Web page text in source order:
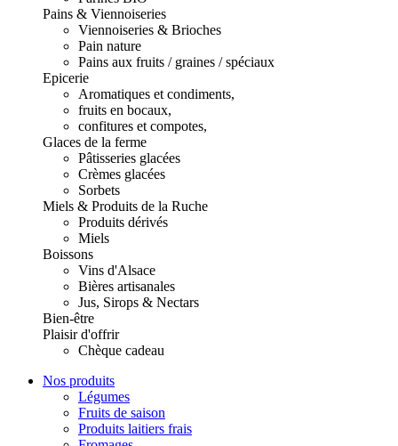
Pains & Viennoiseries
Viennoiseries & Brioches
Pain nature
Pains aux fruits / graines / spéciaux
Epicerie
Aromatiques et condiments,
fruits en bocaux,
confitures et compotes,
Glaces de la ferme
Pâtisseries glacées
Crèmes glacées
Sorbets
Miels & Produits de la Ruche
Produits dérivés
Miels
Boissons
Vins d'Alsace
Bières artisanales
Jus, Sirops & Nectars
Bien-être
Plaisir d'offrir
Chèque cadeau
Nos produits
Légumes
Fruits de saison
Produits laitiers frais